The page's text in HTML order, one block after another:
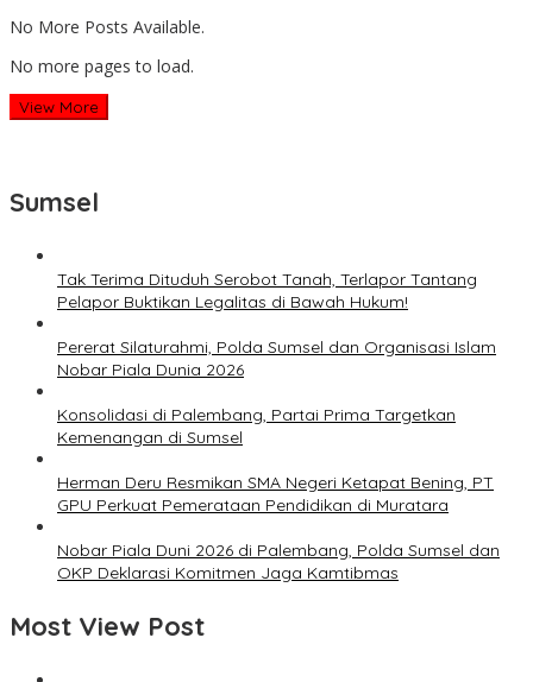
No More Posts Available.
No more pages to load.
View More
Sumsel
Tak Terima Dituduh Serobot Tanah, Terlapor Tantang
Pelapor Buktikan Legalitas di Bawah Hukum!
Pererat Silaturahmi, Polda Sumsel dan Organisasi Islam
Nobar Piala Dunia 2026
Konsolidasi di Palembang, Partai Prima Targetkan
Kemenangan di Sumsel
Herman Deru Resmikan SMA Negeri Ketapat Bening, PT
GPU Perkuat Pemerataan Pendidikan di Muratara
Nobar Piala Duni 2026 di Palembang, Polda Sumsel dan
OKP Deklarasi Komitmen Jaga Kamtibmas
Most View Post